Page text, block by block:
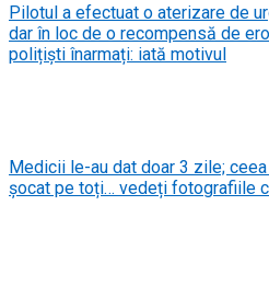
Pilotul a efectuat o aterizare de
dar în loc de o recompensă de
polițiști înarmați: iată motivul
Medicii le-au dat doar 3 zile;
șocat pe toți… vedeți fotografiile